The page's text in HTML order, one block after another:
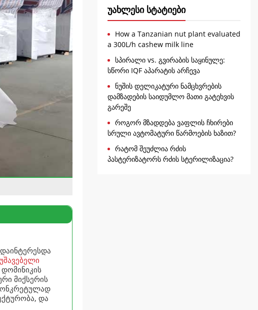
მიქსერის
და
უახლესი სტატიები
How a Tanzanian nut plant evaluated
a 300L/h cashew milk line
სპირალი vs. გვირაბის საყინულე:
სწორი IQF აპარატის არჩევა
ნუშის დელიკატური ნამცხვრების
დამზადების საიდუმლო მათი გატეხვის
გარეშე
როგორ მზადდება ვაფლის ჩხირები
სრული ავტომატური წარმოების ხაზით?
რატომ შეუძლია რძის
პასტერიზატორს რძის სტერილიზაცია?